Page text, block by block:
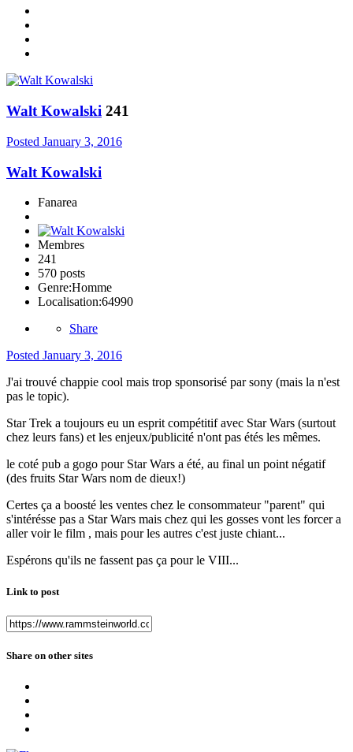
Walt Kowalski 241
Posted January 3, 2016
Walt Kowalski
Fanarea
Membres
241
570 posts
Genre:Homme
Localisation:64990
Share
Posted January 3, 2016
J'ai trouvé chappie cool mais trop sponsorisé par sony (mais la n'est
pas le topic).
Star Trek a toujours eu un esprit compétitif avec Star Wars (surtout
chez leurs fans) et les enjeux/publicité n'ont pas étés les mêmes.
le coté pub a gogo pour Star Wars a été, au final un point négatif
(des fruits Star Wars nom de dieux!)
Certes ça a boosté les ventes chez le consommateur "parent" qui
s'intérésse pas a Star Wars mais chez qui les gosses vont les forcer a
aller voir le film , mais pour les autres c'est juste chiant...
Espérons qu'ils ne fassent pas ça pour le VIII...
Link to post
Share on other sites